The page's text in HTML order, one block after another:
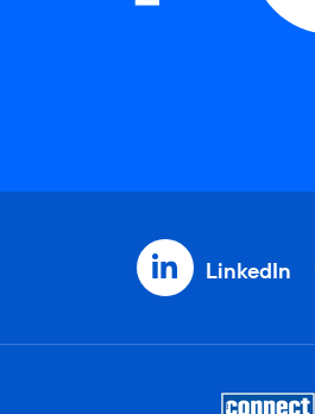
LinkedIn